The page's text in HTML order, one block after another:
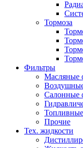
Тормоза
Фильтры
Масляные
Салонные
Прочие
Тех. жидкости